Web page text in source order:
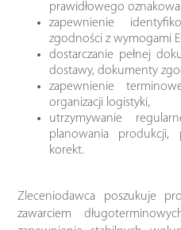
prawidłowego
zapewnienie
zgodności z wymogami
dostarczanie pełnej
dostawy, dokumenty
zapewnienie
organizacji logistyki,
utrzymywanie
planowania produkcji,
korekt.
Zleceniodawca poszukuje
zawarciem